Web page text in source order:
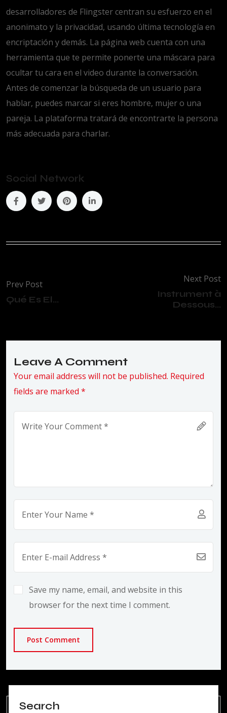
desarrolladores de Flingster centran su esfuerzo en el
anonimato y la privacidad, usando última tecnología en
encriptación y demás. La página web cuenta con una
herramienta que te permite ponerte una máscara para
ocultar tu cara en el video durante la conversación.
Antes de comenzar la búsqueda de un usuario para
hablar, puedes marcar si eres hombre, mujer o una
pareja. La plataforma tratará de encontrarte la persona
más adecuada para charlar.
Social Network
Prev Post
Qué Es El...
Next Post
Instrument à
Dessous...
Leave A Comment
Your email address will not be published. Required
fields are marked *
Save my name, email, and website in this
browser for the next time I comment.
Post Comment
Search